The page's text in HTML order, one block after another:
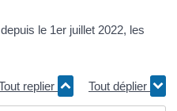
le 1er juillet 2022, les
replier Tout déplier